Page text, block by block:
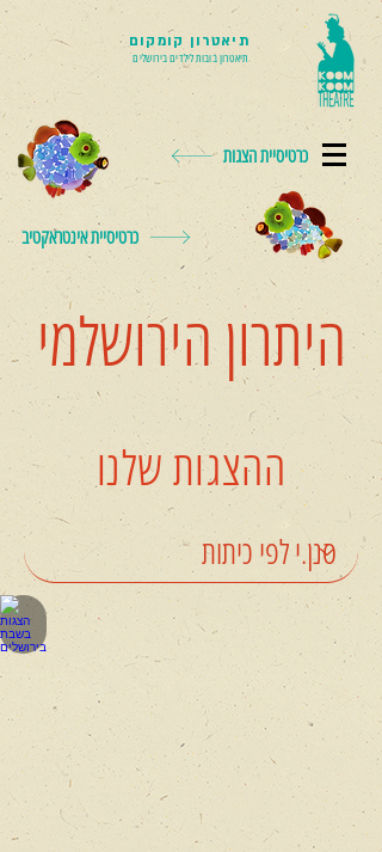
תיאטרון קומקום
תיאטרון בובות לילדים בירושלים
כרטיסיית הצגות
כרטיסיית אינטראקטיב
היתרון הירושלמי
ההצגות שלנו
SOS
מסע
כוכבים
של